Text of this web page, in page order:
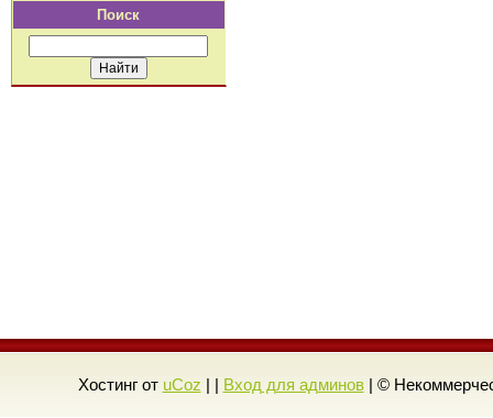
Поиск
Хостинг от uCoz Вход для админов| ©